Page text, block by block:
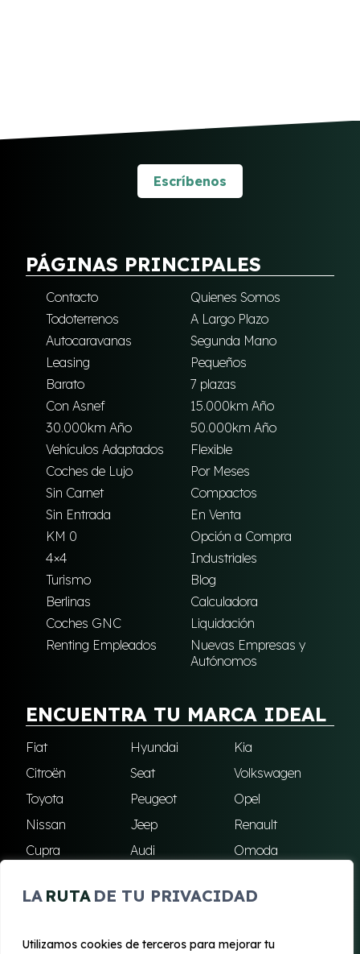
LA RUTA DE TU PRIVACIDAD
Utilizamos cookies de terceros para mejorar tu
Escríbenos
PÁGINAS PRINCIPALES
Contacto
Quienes Somos
Todoterrenos
A Largo Plazo
Autocaravanas
Segunda Mano
Leasing
Pequeños
Barato
7 plazas
Con Asnef
15.000km Año
30.000km Año
50.000km Año
Vehículos Adaptados
Flexible
Coches de Lujo
Por Meses
Sin Carnet
Compactos
Sin Entrada
En Venta
KM 0
Opción a Compra
4×4
Industriales
Turismo
Blog
Berlinas
Calculadora
Coches GNC
Liquidación
Renting Empleados
Nuevas Empresas y
Autónomos
ENCUENTRA TU MARCA IDEAL
Fiat Hyundai
Kia
Citroën
Seat
Volkswagen
Toyota
Peugeot
Opel
Nissan
Jeep
Renault
Cupra
Audi
Omoda
Skoda
Ford Todas las marcas